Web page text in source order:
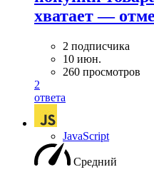
хватает —
2 подписчика
10 июн.
260 просмотров
2
ответа
JavaScript
Средний